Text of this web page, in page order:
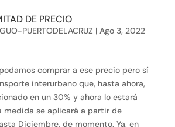
DE PRECIO
PUERTODELACRUZ | Ago 3, 2022
comprar a ese precio pero sí
interurbano que, hasta ahora,
en un 30% y ahora lo estará
medida se aplicará a partir de
Diciembre, de momento. Ya, en